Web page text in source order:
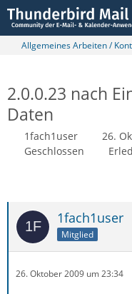
Allgemeines Arbeiten /
2.0.0.23 nach
Daten
1fach1user
26.
Geschlossen
1fach1user
Mitglied
26. Oktober 2009 um 23:34